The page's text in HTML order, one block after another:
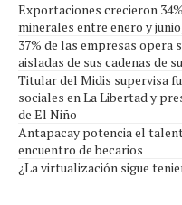
Exportaciones crecieron
minerales entre enero y
37% de las empresas
aisladas de sus cadenas de
Titular del Midis supervisa
sociales en La Libertad y
de El Niño
Antapacay potencia el
encuentro de becarios
¿La virtualización sigue